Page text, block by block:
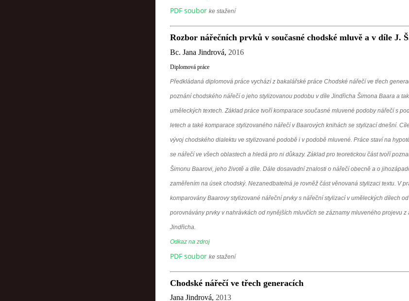
PDF soubor ke stažení
Rozbor nářečních prvků v současné chodské mluvě a v díle J.
Bc. Jana Jindrová, 2016
Diplomová práce
Předkládaná diplomová práce vychází z bakalářské práce Chodské nářečí ve třech
poznání chodského nářečí o jeho stylizovanou podobu v díle Jindřicha Šimona Baara a
uměleckých textech. Základ práce tvoří komparace současné mluvené podoby nářečí s
letech a také komparace stylizovaného nářečí v Baarových knihách se stylizací dnešní.
vývoj chodského dialektu ve stylizované podobě i v podobě mluvené. Práce staví na
se nářečí ve všech oblastech a hledá pro ni důkazy. Základ pro teoretickou část tvoří
Šimonu Baarovi, jeho životě a díle. Dále dosavadní znalosti o nářečí obecně a o
zaměřením na úsek chodský. Nezanedbatelná je rovněž část věnovaná stylizaci textu. V
komparovány Baarovy stylizované nářeční prvky s nářeční stylizací v uměleckých dílech
porovnávány prvky v nahrávkách od nynějších mluvčích se záznamy mluveného projevu z
Jindřicha.
Odkaz na zdroj
PDF soubor ke stažení
Chodské nářečí ve třech generacích
Jana Jindrová, 2013